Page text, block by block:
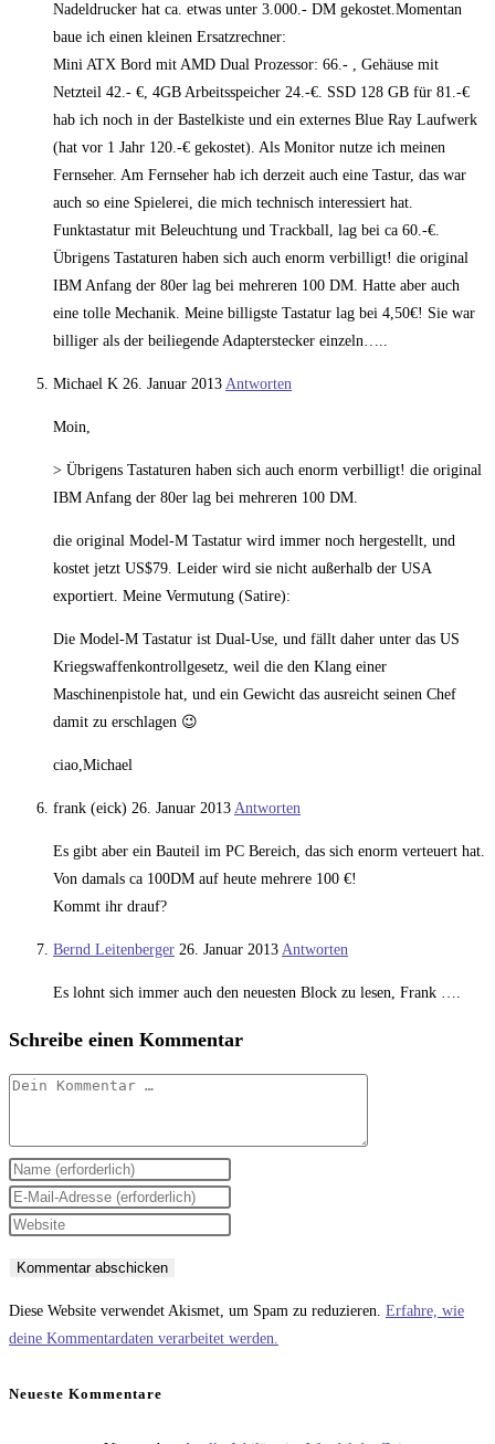
Nadeldrucker hat ca. etwas unter 3.000.- DM gekostet.Momentan
baue ich einen kleinen Ersatzrechner:
Mini ATX Bord mit AMD Dual Prozessor: 66.- , Gehäuse mit
Netzteil 42.- €, 4GB Arbeitsspeicher 24.-€. SSD 128 GB für 81.-€
hab ich noch in der Bastelkiste und ein externes Blue Ray Laufwerk
(hat vor 1 Jahr 120.-€ gekostet). Als Monitor nutze ich meinen
Fernseher. Am Fernseher hab ich derzeit auch eine Tastur, das war
auch so eine Spielerei, die mich technisch interessiert hat.
Funktastatur mit Beleuchtung und Trackball, lag bei ca 60.-€.
Übrigens Tastaturen haben sich auch enorm verbilligt! die original
IBM Anfang der 80er lag bei mehreren 100 DM. Hatte aber auch
eine tolle Mechanik. Meine billigste Tastatur lag bei 4,50€! Sie war
billiger als der beiliegende Adapterstecker einzeln…..
Michael K 26. Januar 2013 Antworten
Moin,
> Übrigens Tastaturen haben sich auch enorm verbilligt! die original
IBM Anfang der 80er lag bei mehreren 100 DM.
die original Model-M Tastatur wird immer noch hergestellt, und
kostet jetzt US$79. Leider wird sie nicht außerhalb der USA
exportiert. Meine Vermutung (Satire):
Die Model-M Tastatur ist Dual-Use, und fällt daher unter das US
Kriegswaffenkontrollgesetz, weil die den Klang einer
Maschinenpistole hat, und ein Gewicht das ausreicht seinen Chef
damit zu erschlagen 😉
ciao,Michael
frank (eick) 26. Januar 2013 Antworten
Es gibt aber ein Bauteil im PC Bereich, das sich enorm verteuert hat.
Von damals ca 100DM auf heute mehrere 100 €!
Kommt ihr drauf?
Bernd Leitenberger 26. Januar 2013 Antworten
Es lohnt sich immer auch den neuesten Block zu lesen, Frank ….
Schreibe einen Kommentar
Kommentar
Gib
deinen
Namen
zum
Kommentieren
Gib
deine
Adresse
zum
ein
Gib
URL
ein
Diese Website verwendet Akismet, um Spam zu reduzieren. Erfahre, wie
deine Kommentardaten verarbeitet werden.
Neueste Kommentare